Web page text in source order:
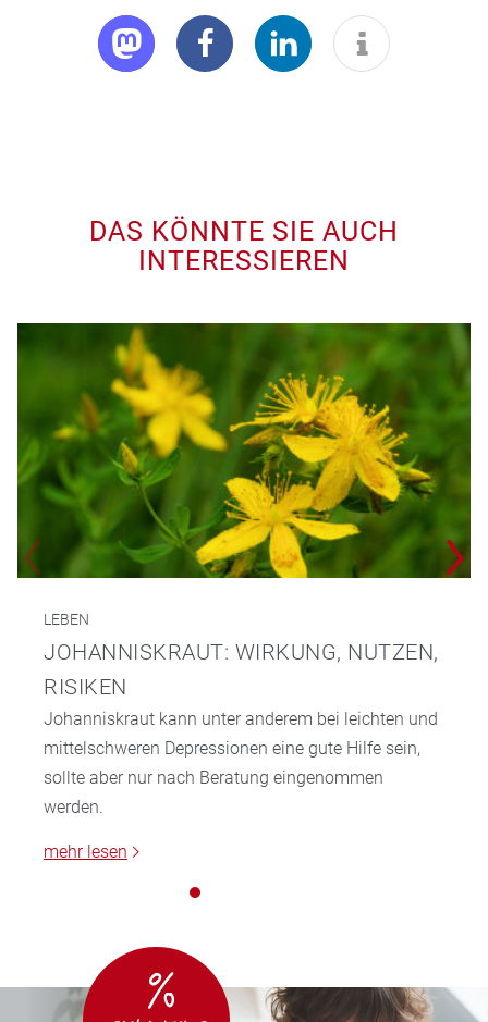
DAS KÖNNTE SIE AUCH
INTERESSIEREN
LEBEN
JOHANNISKRAUT: WIRKUNG, NUTZEN,
RISIKEN
Johanniskraut kann unter anderem bei leichten und
mittelschweren Depressionen eine gute Hilfe sein,
sollte aber nur nach Beratung eingenommen
werden.
mehr lesen